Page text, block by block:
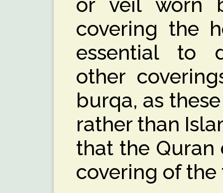
or veil worn
covering the
essential to
other
burqa, as
rather than
that the Quran
covering of the